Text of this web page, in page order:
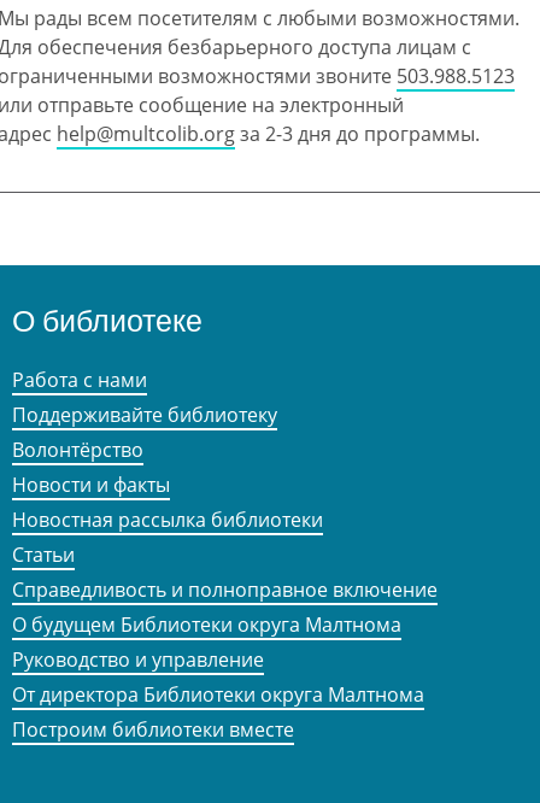
рады всем посетителям с любыми возможностями.
обеспечения безбарьерного доступа лицам с
возможностями звоните 503.988.5123
отправьте сообщение на электронный
help@multcolib.orgза 2-3 дня до программы.
О библиотеке
Работа с нами
Поддерживайте библиотеку
Волонтёрство
Новости и факты
Новостная рассылка библиотеки
Статьи
Справедливость и полноправное включение
О будущем Библиотеки округа Малтнома
Руководство и управление
От директора Библиотеки округа Малтнома
Построим библиотеки вместе